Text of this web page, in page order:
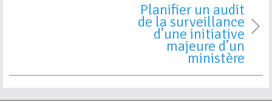
Planifier un audit
de la surveillance
d’une initiative
majeure d’un
ministère